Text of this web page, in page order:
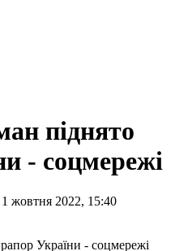
піднято
- соцмережі
жовтня 2022, 15:40